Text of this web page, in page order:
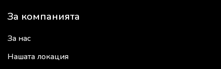
За компанията
За нас
Нашата локация